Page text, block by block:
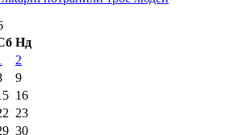
Нд
2
9
16
23
30